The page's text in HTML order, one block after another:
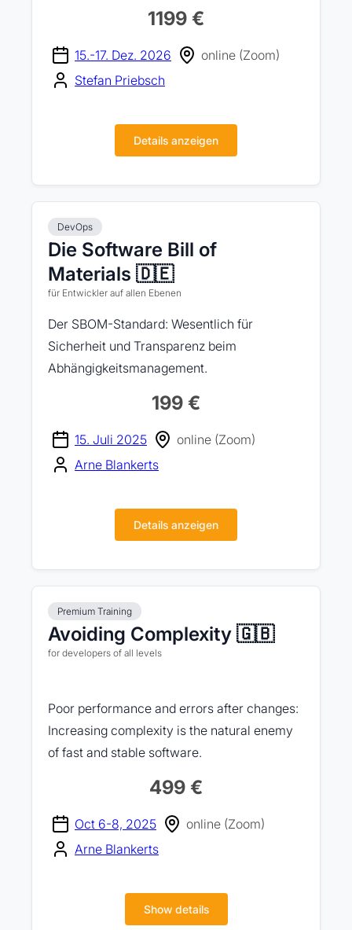
1199 €
15.-17. Dez. 2026
online (Zoom)
Stefan Priebsch
Details anzeigen
DevOps
Die Software Bill of
Materials 🇩🇪
für Entwickler auf allen Ebenen
Der SBOM-Standard: Wesentlich für
Sicherheit und Transparenz beim
Abhängigkeitsmanagement.
199 €
15. Juli 2025
online (Zoom)
Arne Blankerts
Details anzeigen
Premium Training
Avoiding Complexity 🇬🇧
for developers of all levels
Poor performance and errors after changes:
Increasing complexity is the natural enemy
of fast and stable software.
499 €
Oct 6-8, 2025
online (Zoom)
Arne Blankerts
Show details